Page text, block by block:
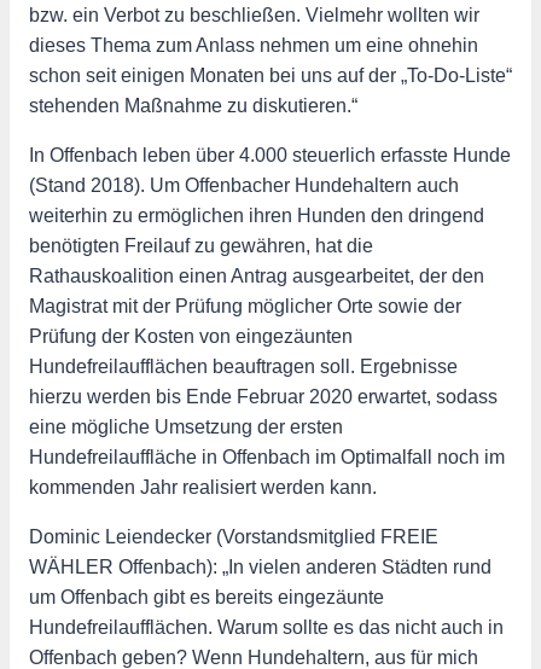
bzw. ein Verbot zu beschließen. Vielmehr wollten wir
dieses Thema zum Anlass nehmen um eine ohnehin
schon seit einigen Monaten bei uns auf der „To-Do-Liste“
stehenden Maßnahme zu diskutieren.“
In Offenbach leben über 4.000 steuerlich erfasste Hunde
(Stand 2018). Um Offenbacher Hundehaltern auch
weiterhin zu ermöglichen ihren Hunden den dringend
benötigten Freilauf zu gewähren, hat die
Rathauskoalition einen Antrag ausgearbeitet, der den
Magistrat mit der Prüfung möglicher Orte sowie der
Prüfung der Kosten von eingezäunten
Hundefreilaufflächen beauftragen soll. Ergebnisse
hierzu werden bis Ende Februar 2020 erwartet, sodass
eine mögliche Umsetzung der ersten
Hundefreilauffläche in Offenbach im Optimalfall noch im
kommenden Jahr realisiert werden kann.
Dominic Leiendecker (Vorstandsmitglied FREIE
WÄHLER Offenbach): „In vielen anderen Städten rund
um Offenbach gibt es bereits eingezäunte
Hundefreilaufflächen. Warum sollte es das nicht auch in
Offenbach geben? Wenn Hundehaltern, aus für mich